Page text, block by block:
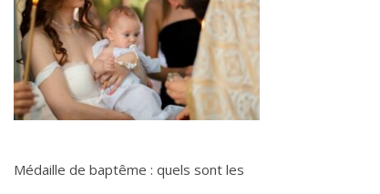
Médaille de baptême : quels sont les